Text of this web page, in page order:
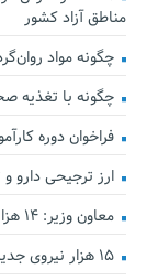
مناطق آزاد کشور
چگونه مواد
چگونه با تغذیه
فراخوان دوره
ارز ترجیحی دارو و
معاون وزیر: ۱۴ هزار پرستار در مراکز درمانی کشور فعالیت می‌کنند
۱۵ هزار نیروی جدید به نظام سلامت کشور افزوده شد